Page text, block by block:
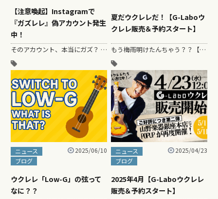
【注意喚起】Instagramで
『ガズレレ』偽アカウント発生
中！
そのアカウント、本当にガズ？ ガズになりすました偽アカウントがInstagramに出現！ …
夏だウクレレだ！【G-Laboウ
クレレ販売＆予約スタート】
もう梅雨明けたんちゃう？？【G-Laboウクレレ販売＆予約スタート】 ２０２５年６月の…
ニュース
ブログ
2025/06/10
ウクレレ「Low-G」の弦って
なに？？
ニュース
ブログ
2025/04/23
2025年4月【G-Laboウクレレ
販売＆予約スタート】